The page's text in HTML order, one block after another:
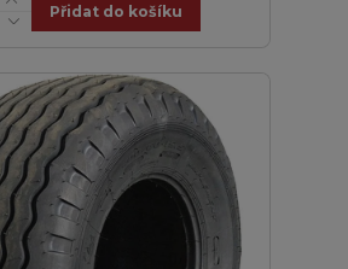
Přidat do košíku